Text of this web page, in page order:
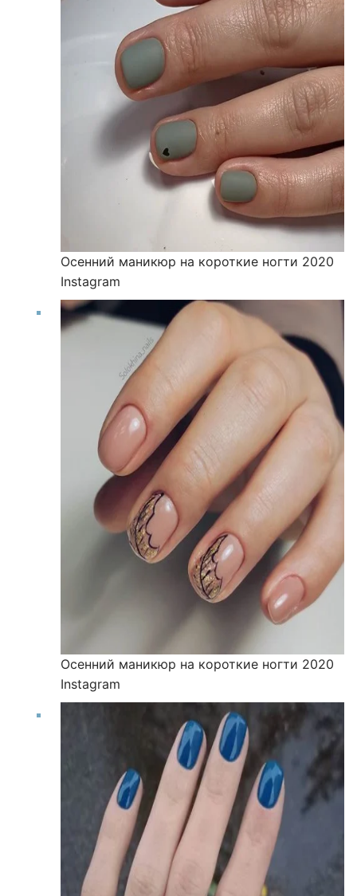
Осенний маникюр на короткие ногти 2020
Instagram
Осенний маникюр на короткие ногти 2020
Instagram